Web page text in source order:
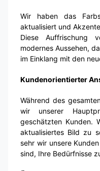
Wir haben das
aktualisiert und
Diese Auffrischung
modernes Aussehen,
im Einklang mit den
Kundenorientierter
Während des
wir unserer
geschätzten Kunden.
aktualisiertes Bild zu
sehr wir unsere
sind, Ihre Bedürfnisse